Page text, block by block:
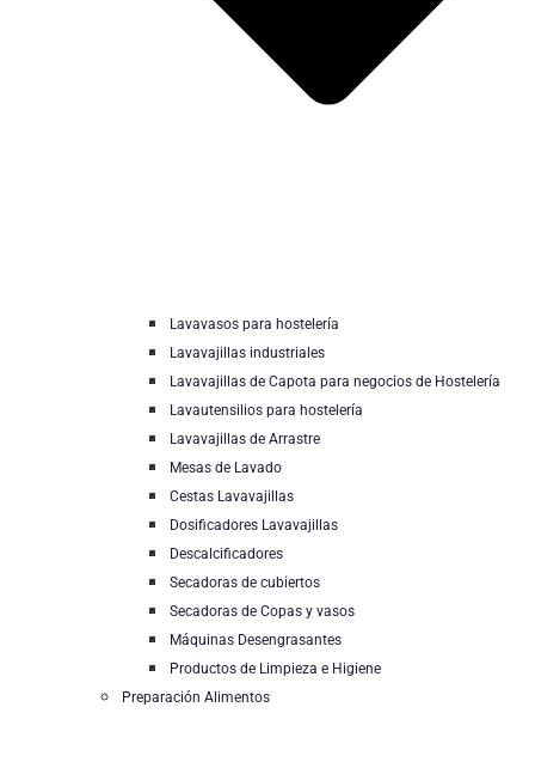
Lavavasos para hostelería
Lavavajillas industriales
Lavavajillas de Capota para negocios de Hostelería
Lavautensilios para hostelería
Lavavajillas de Arrastre
Mesas de Lavado
Cestas Lavavajillas
Dosificadores Lavavajillas
Descalcificadores
Secadoras de cubiertos
Secadoras de Copas y vasos
Máquinas Desengrasantes
Productos de Limpieza e Higiene
Preparación Alimentos